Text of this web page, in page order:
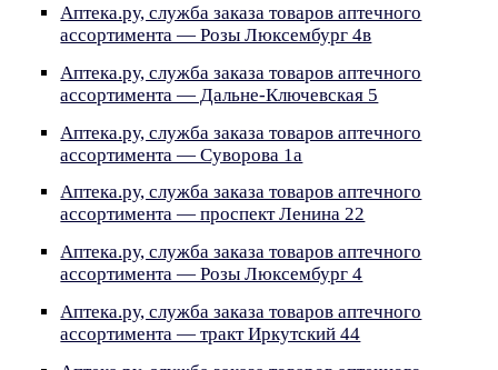
Аптека.ру, служба заказа товаров аптечного
ассортимента — Розы Люксембург 4в
Аптека.ру, служба заказа товаров аптечного
ассортимента — Дальне-Ключевская 5
Аптека.ру, служба заказа товаров аптечного
ассортимента — Суворова 1а
Аптека.ру, служба заказа товаров аптечного
ассортимента — проспект Ленина 22
Аптека.ру, служба заказа товаров аптечного
ассортимента — Розы Люксембург 4
Аптека.ру, служба заказа товаров аптечного
ассортимента — тракт Иркутский 44